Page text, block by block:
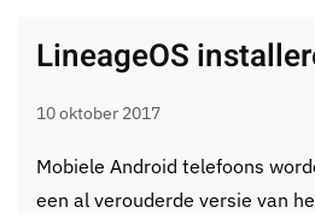
LineageOS
10 oktober 2017
Mobiele Android telefoons
een al verouderde versie van